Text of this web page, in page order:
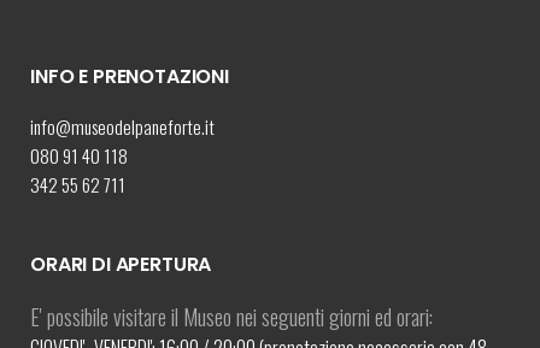
INFO E PRENOTAZIONI
info@museodelpaneforte.it
080 91 40 118
342 55 62 711
ORARI DI APERTURA
E' possibile visitare il Museo nei seguenti giorni ed orari: